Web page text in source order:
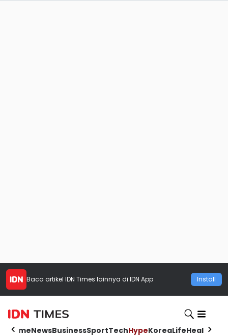
Baca artikel IDN Times lainnya di IDN App Install
HomeNewsBusinessSportTechHypeKoreaLifeHealth